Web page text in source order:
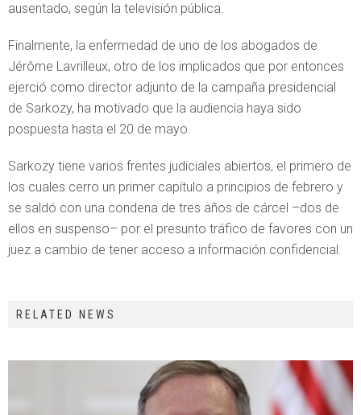
ausentado, según la televisión pública.
Finalmente, la enfermedad de uno de los abogados de
Jérôme Lavrilleux, otro de los implicados que por entonces
ejerció como director adjunto de la campaña presidencial
de Sarkozy, ha motivado que la audiencia haya sido
pospuesta hasta el 20 de mayo.
Sarkozy tiene varios frentes judiciales abiertos, el primero de
los cuales cerro un primer capítulo a principios de febrero y
se saldó con una condena de tres años de cárcel –dos de
ellos en suspenso– por el presunto tráfico de favores con un
juez a cambio de tener acceso a información confidencial.
RELATED NEWS